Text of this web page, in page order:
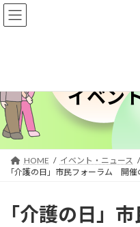
コ
ン
ス
キ
ッ
プ
ナ
ビ
ン
に
移
動
イベン
HOME
イベント・ニュース
｢介護の日」市民フォーラム 開催
｢介護の日」